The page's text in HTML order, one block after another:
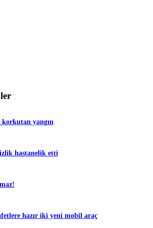
yangın
hastanelik etti
hazır iki yeni mobil araç